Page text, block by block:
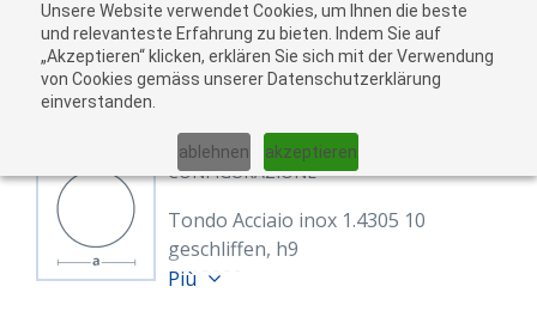
Unsere Website verwendet Cookies, um Ihnen die beste
und relevanteste Erfahrung zu bieten. Indem Sie auf
„Akzeptieren“ klicken, erklären Sie sich mit der Verwendung
von Cookies gemäss unserer Datenschutzerklärung
einverstanden.
ablehnen akzeptieren
01 02
CONFIGURAZIONE
Tondo Acciaio inox 1.4305 10
geschliffen, h9
8113890
Più